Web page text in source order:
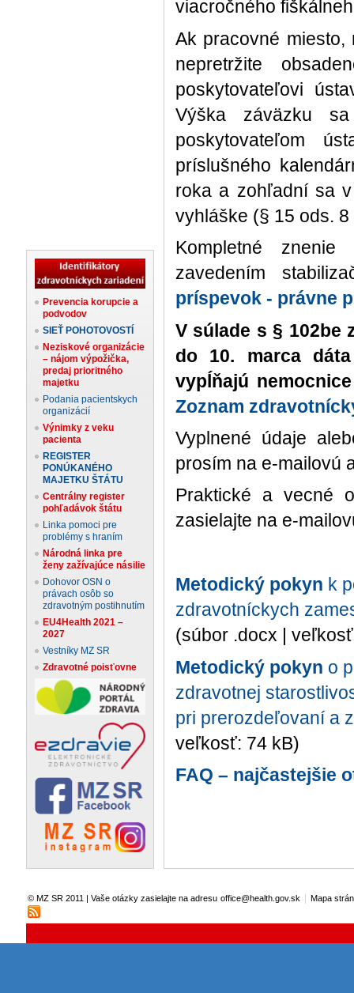
Prevencia korupcie a
podvodov
SIEŤ POHOTOVOSTÍ
Neziskové organizácie
– nájom výpožička,
predaj prioritného
majetku
Podania pacientskych
organizácií
Výnimky z veku
pacienta
REGISTER
PONÚKANÉHO
MAJETKU ŠTÁTU
Centrálny register
pohľadávok štátu
Linka pomoci pre
problémy s hraním
Národná linka pre
ženy zažívajúce násilie
Dohovor OSN o
právach osôb so
zdravotným postihnutím
EU4Health 2021 –
2027
Vestníky MZ SR
Zdravotné poisťovne
viacročného
Ak pracovné
nepretržite
poskytovateľovi
Výška záväzku
poskytovateľom
príslušného
roka a zohľadní sa
vyhláške (§ 15 ods.
Kompletné
zavedením
príspevok - právne
V súlade s § 102be
do 10. marca
vypĺňajú
Zoznam
Vyplnené údaje
prosím na e-mailovú
Praktické a vecné
zasielajte na e-
Metodický pokyn k
zdravotníckych
(súbor .docx |
Metodický pokyn o
zdravotnej
pri prerozdeľovaní a
veľkosť: 74 kB)
FAQ – najčastejšie
© MZ SR 2011 | Vaše otázky zasielajte na adresu office@health.gov.sk Mapa